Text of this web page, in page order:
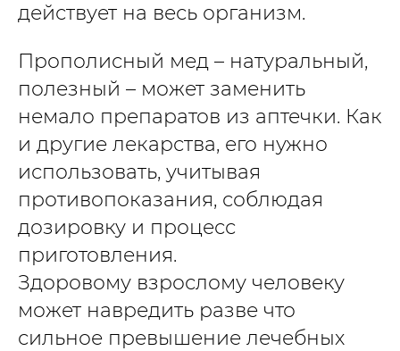
действует на весь организм.
Прополисный мед – натуральный,
полезный – может заменить
немало препаратов из аптечки. Как
и другие лекарства, его нужно
использовать, учитывая
противопоказания, соблюдая
дозировку и процесс
приготовления.
Здоровому взрослому человеку
может навредить разве что
сильное превышение лечебных